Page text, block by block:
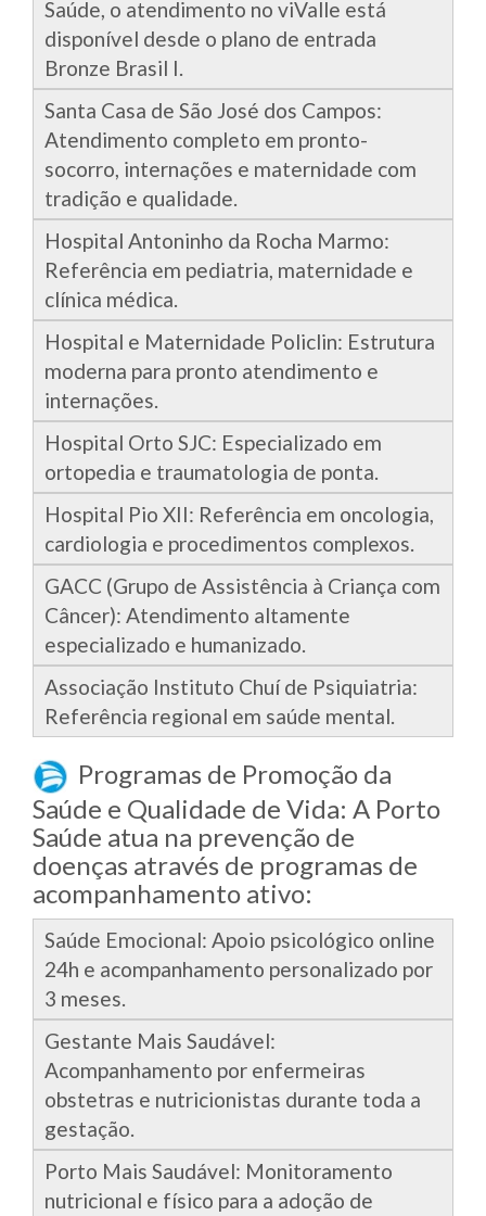
Saúde, o atendimento no viValle está
disponível desde o plano de entrada
Bronze Brasil I.
Santa Casa de São José dos Campos:
Atendimento completo em pronto-
socorro, internações e maternidade com
tradição e qualidade.
Hospital Antoninho da Rocha Marmo:
Referência em pediatria, maternidade e
clínica médica.
Hospital e Maternidade Policlin: Estrutura
moderna para pronto atendimento e
internações.
Hospital Orto SJC: Especializado em
ortopedia e traumatologia de ponta.
Hospital Pio XII: Referência em oncologia,
cardiologia e procedimentos complexos.
GACC (Grupo de Assistência à Criança com
Câncer): Atendimento altamente
especializado e humanizado.
Associação Instituto Chuí de Psiquiatria:
Referência regional em saúde mental.
Programas de Promoção da
Saúde e Qualidade de Vida: A Porto
Saúde atua na prevenção de
doenças através de programas de
acompanhamento ativo:
Saúde Emocional: Apoio psicológico online
24h e acompanhamento personalizado por
3 meses.
Gestante Mais Saudável:
Acompanhamento por enfermeiras
obstetras e nutricionistas durante toda a
gestação.
Porto Mais Saudável: Monitoramento
nutricional e físico para a adoção de